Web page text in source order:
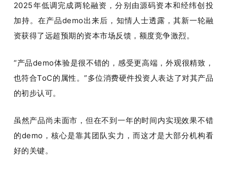
2025年低调完成两轮融资，分别由源码资本和经纬创投
加持。在产品demo出来后，知情人士透露，其新一轮融
资获得了远超预期的资本市场反馈，额度竞争激烈。
“产品demo体验是很不错的，感受更高端，外观很精致，
也符合ToC的属性。”多位消费硬件投资人表达了对其产品
的初步认可。
虽然产品尚未面市，但在不到一年的时间内实现效果不错
的demo，核心是靠其团队实力，而这才是大部分机构看
好的关键。